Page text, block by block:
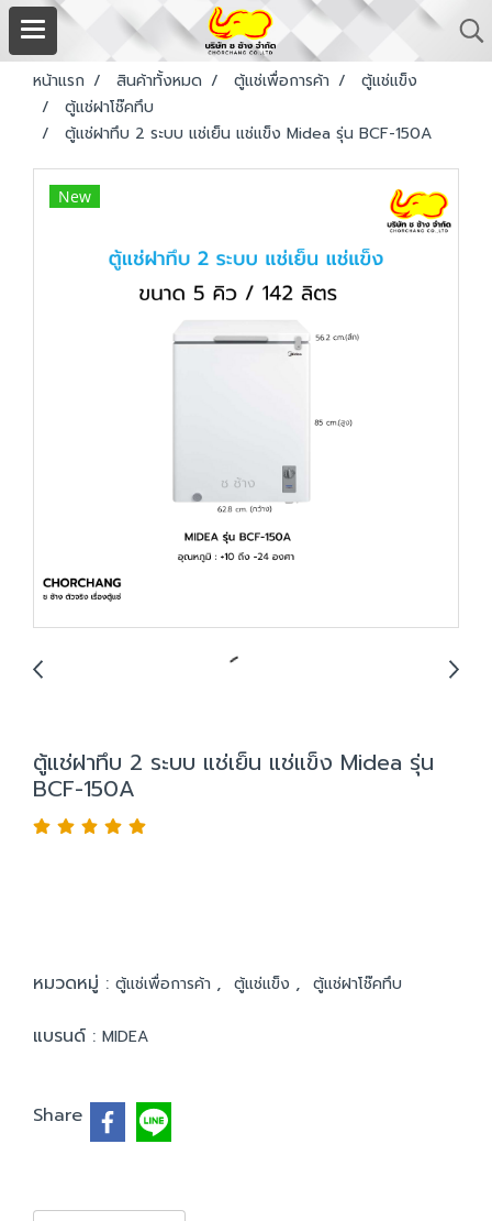
หน้าแรก สินค้าทั้งหมด ตู้แช่เพื่อการค้า
ตู้แช่แข็ง
ตู้แช่ฝาโช๊คทึบ
ตู้แช่ฝาทึบ 2 ระบบ แช่เย็น แช่แข็ง Midea รุ่น BCF-150A
New
ตู้แช่ฝาทึบ 2 ระบบ แช่เย็น แช่แข็ง Midea รุ่น
BCF-150A
หมวดหมู่ : ตู้แช่เพื่อการค้า , ตู้แช่แข็ง , ตู้แช่ฝาโช๊คทึบ
แบรนด์ : MIDEA
Share